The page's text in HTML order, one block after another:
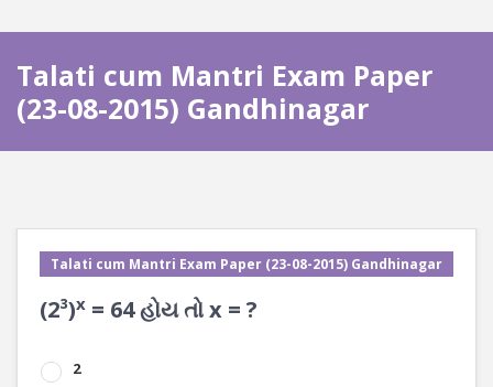
Talati cum Mantri Exam Paper
(23-08-2015) Gandhinagar
Talati cum Mantri Exam Paper (23-08-2015) Gandhinagar
(2³)x = 64 હોય તો x = ?
2